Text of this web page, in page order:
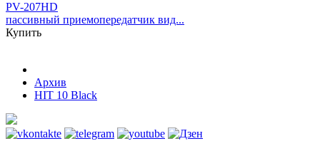
PV-207HD
пассивный приемопередатчик вид...
Купить
Архив
HIT 10 Black